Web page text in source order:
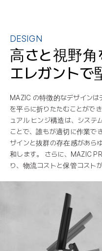
DESIGN
高さと視野角
エレガントで
MAZIC の特徴的なデザインは
を平らに折りたたむことがで
ュアル ヒンジ構造は、シス
ことで、誰もが適切に作業で
ザインと抜群の存在感があら
和します。 さらに、MAZIC
り、物流コストと保管コスト